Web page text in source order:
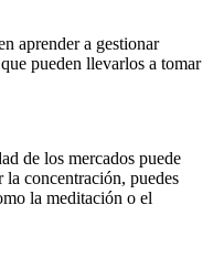
aprender a gestionar
pueden llevarlos a tomar
de los mercados puede
la concentración, puedes
la meditación o el